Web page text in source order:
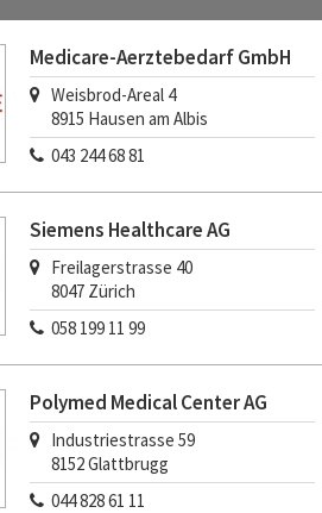
Medicare-Aerztebedarf GmbH
Weisbrod-Areal 4
8915 Hausen am Albis
043 244 68 81
Siemens Healthcare AG
Freilagerstrasse 40
8047 Zürich
058 199 11 99
Polymed Medical Center AG
Industriestrasse 59
8152Glattbrugg
044 828 61 11